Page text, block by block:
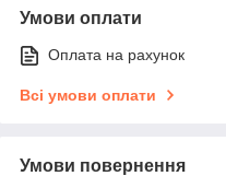
Умови оплати
Оплата на рахунок
Всі умови оплати
Умови повернення